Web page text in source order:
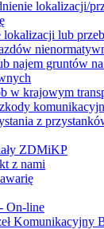
lokalizacji/
lokalizacji lub
najem gruntów
w krajowym
z
ZDMiKP
z nami
On-line
Komunikacyjny